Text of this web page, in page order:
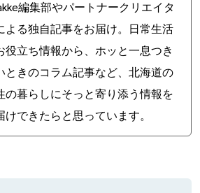
編集部やパートナークリエイタ
よる独自記事をお届け。日常生活
役立ち情報から、ホッと一息つき
ときのコラム記事など、北海道の
の暮らしにそっと寄り添う情報を
けできたらと思っています。